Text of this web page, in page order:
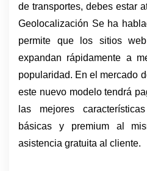
de transportes, debes estar
Geolocalización Se ha
permite que los sitios
expandan rápidamente a
popularidad. En el mercado
este nuevo modelo tendrá
las mejores
básicas y premium al
asistencia gratuita al cliente.